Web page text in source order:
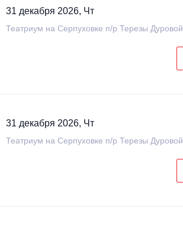
31 декабря 2026, Чт
Театриум на Серпуховке п/р Терезы Дуровой
31 декабря 2026, Чт
Театриум на Серпуховке п/р Терезы Дуровой